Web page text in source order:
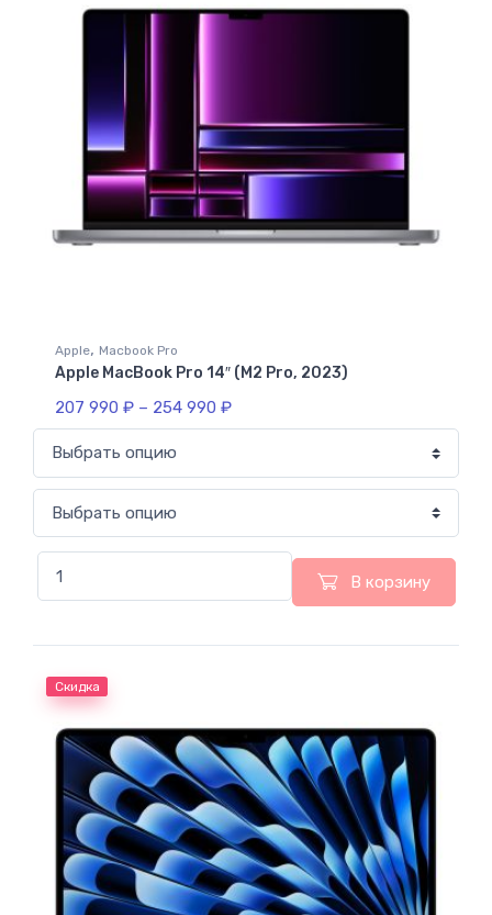
Apple, Macbook Pro
Apple MacBook Pro 14″ (M2 Pro, 2023)
207 990 ₽ – 254 990 ₽
В корзину
Скидка